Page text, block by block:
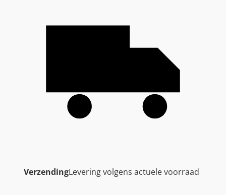
VerzendingLevering volgens actuele voorraad